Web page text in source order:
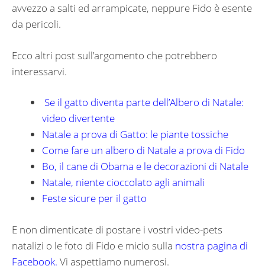
avvezzo a salti ed arrampicate, neppure Fido è esente
da pericoli.
Ecco altri post sull’argomento che potrebbero
interessarvi.
Se il gatto diventa parte dell’Albero di Natale:
video divertente
Natale a prova di Gatto: le piante tossiche
Come fare un albero di Natale a prova di Fido
Bo, il cane di Obama e le decorazioni di Natale
Natale, niente cioccolato agli animali
Feste sicure per il gatto
E non dimenticate di postare i vostri video-pets
natalizi o le foto di Fido e micio sulla nostra pagina di
Facebook. Vi aspettiamo numerosi.